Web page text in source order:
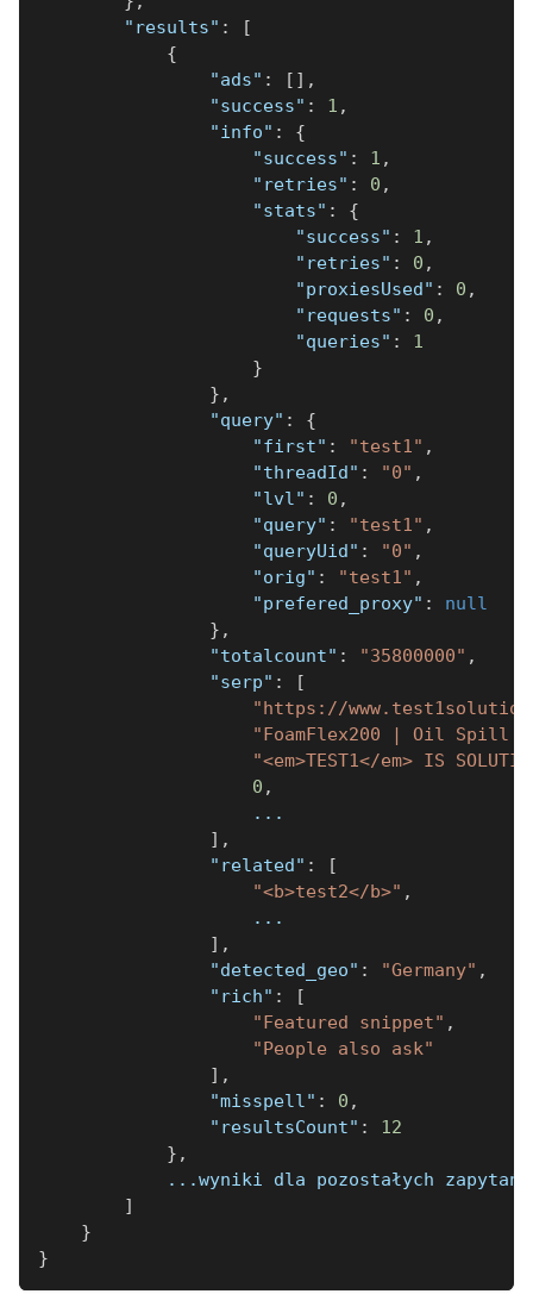
"results" :
[
{
"ads" : [ ] ,
"success" : 1 ,
"info" :
{
"success" : 1 ,
"retries" : 0 ,
"stats" :
{
"success" : 1 ,
"retries" : 0 ,
"proxiesUsed" : 0 ,
"requests" : 0 ,
"queries" :
1
}
} ,
"query" :
{
"first" : "test1" ,
"threadId" : "0" ,
"lvl" : 0 ,
"query" : "test1" ,
"queryUid" : "0" ,
"orig" : "test1" ,
"prefered_proxy" :
null
} ,
"totalcount" : "35800000" ,
"serp" :
[
"https://
"FoamFlex200 | Oil Spill
"<em>TEST1</em> IS
0 ,
                    ...
] ,
"related" :
[
"<b>test2</b>" ,
                    ...
] ,
"detected_geo" : "Germany" ,
"rich" :
[
"Featured snippet" ,
"People also ask"
] ,
"misspell" : 0 ,
"resultsCount" :
12
} ,
...wyniki dla pozostałych
]
}
}